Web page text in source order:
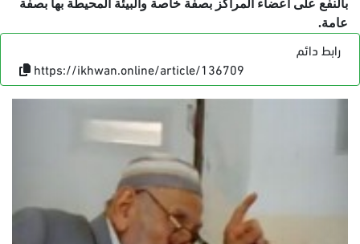
بالنفع على أعضاء المراكز بصفة خاصة والبيئة المحيطة بها بصفة
عامة.
رابط دائم
https://ikhwan.online/article/136709